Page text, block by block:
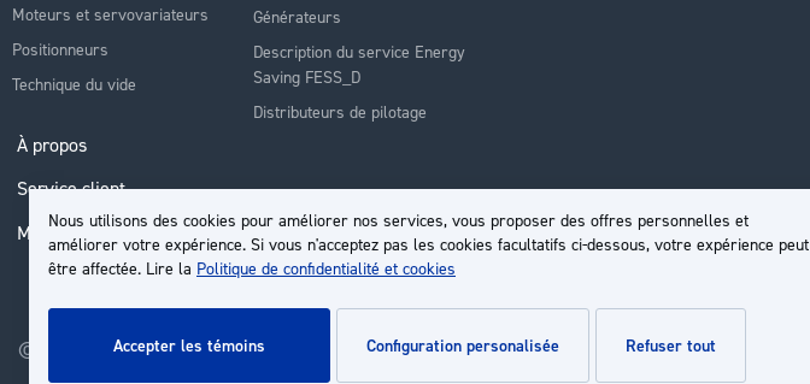
Nous utilisons des cookies pour améliorer nos services, vous proposer des offres personnelles et
améliorer votre expérience. Si vous n'acceptez pas les cookies facultatifs ci-dessous, votre expérience peut
être affectée. Lire la Politique de confidentialité et cookies
accepter les témoins configuration personalisée refuser tout
Moteurs et servovariateurs
Positionneurs
Technique du vide
Générateurs
Description du service Energy
Saving FESS_D
Distributeurs de pilotage
À propos
Service client
Mon compte
© 2026 | Groupe EP - Tous droits réservés - Propulsé parNovatize.